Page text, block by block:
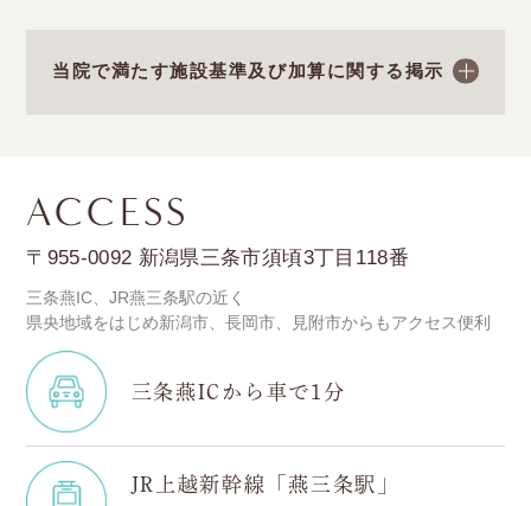
当院で満たす施設基準及び加算に関する掲示
ACCESS
〒955-0092 新潟県三条市須頃3丁目118番
三条燕IC、JR燕三条駅の近く
県央地域をはじめ新潟市、長岡市、見附市からもアクセス便利
三条燕ICから 車で1分
JR上越新幹線「燕三条駅」